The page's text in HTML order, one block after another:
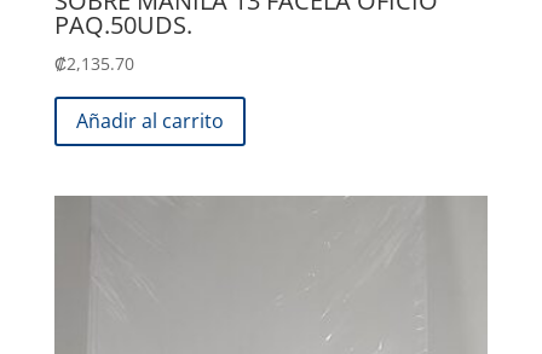
PAQ.50UDS.
₡2,135.70
Añadir al carrito